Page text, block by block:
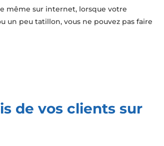
même sur internet, lorsque votre
un peu tatillon, vous ne pouvez pas faire
de vos clients sur